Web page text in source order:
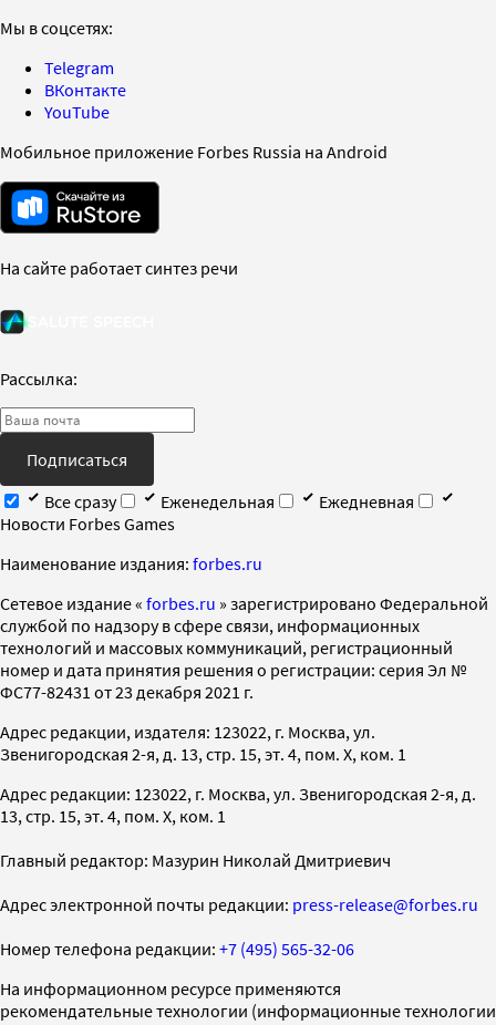
Мы в соцсетях:
Telegram
ВКонтакте
YouTube
Мобильное приложение Forbes Russia на Android
На сайте работает синтез речи
Рассылка:
Подписаться
Все сразу
Еженедельная
Ежедневная
Новости Forbes Games
Наименование издания: forbes.ru
Cетевое издание « forbes.ru » зарегистрировано Федеральной
службой по надзору в сфере связи, информационных
технологий и массовых коммуникаций, регистрационный
номер и дата принятия решения о регистрации: серия Эл №
ФС77-82431 от 23 декабря 2021 г.
Адрес редакции, издателя: 123022, г. Москва, ул.
Звенигородская 2-я, д. 13, стр. 15, эт. 4, пом. X, ком. 1
Адрес редакции: 123022, г. Москва, ул. Звенигородская 2-я, д.
13, стр. 15, эт. 4, пом. X, ком. 1
Главный редактор: Мазурин Николай Дмитриевич
Адрес электронной почты редакции: press-release@forbes.ru
Номер телефона редакции: +7 (495) 565-32-06
На информационном ресурсе применяются
рекомендательные технологии (информационные технологии